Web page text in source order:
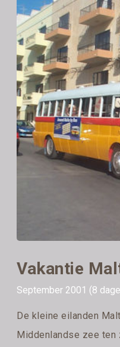
Vakantie
September 2001 (8
De kleine eilanden
Middenlandse zee ten